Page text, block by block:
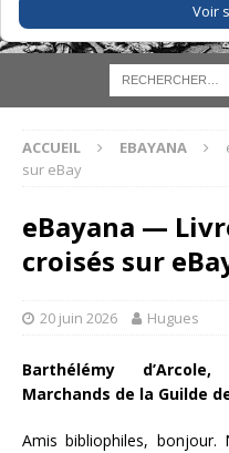
Voir
ACCUEIL EBAYANA
sur eBay
eBayana —
croisés sur
20 juin 2026 Hugues
Barthélémy
Marchands de la Guilde
Amis bibliophiles,